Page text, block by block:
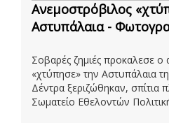
Ανεμοστρόβιλος
Αστυπάλαια -
Σοβαρές ζημιές προκαλεσε
«χτύπησε» την Αστυπάλαια
Δέντρα ξεριζώθηκαν, σπίτια
Σωματείο Εθελοντών